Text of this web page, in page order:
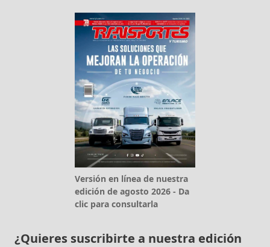
Versión en línea de nuestra
edición de agosto 2026 - Da
clic para consultarla
¿Quieres suscribirte a nuestra edición